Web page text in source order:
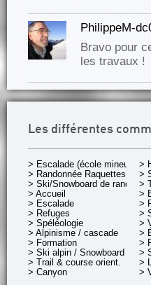
PhilippeM-
Bravo pour
les travaux !
Les différentes
> Escalade (école mineurs)
> Randonnée Raquettes
> Ski/Snowboard de rando.
> Accueil
> Escalade
> Refuges
> Spéléologie
> Alpinisme / cascade
> Formation
> Ski alpin / Snowboard
> Trail & course orient.
> Canyon
>
>
>
>
>
>
>
>
>
>
>
>